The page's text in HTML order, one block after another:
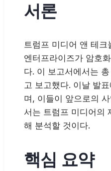
서론
트럼프 미디어 앤 테
엔터프라이즈가 암호
다. 이 보고서에서는
고 보고했다. 이날 발
며, 이들이 앞으로의
서는 트럼프 미디어의
해 분석할 것이다.
핵심 요약